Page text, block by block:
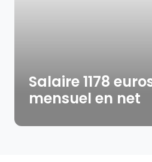
Salaire 1178
mensuel en net